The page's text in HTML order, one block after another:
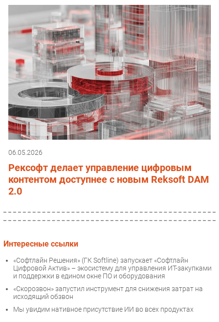
06.05.2026
Рексофт делает управление цифровым
контентом доступнее с новым Reksoft DAM
2.0
Интересные ссылки
«Софтлайн Решения» (ГК Softline) запускает «Софтлайн
Цифровой Актив» – экосистему для управления ИТ-закупками
и поддержки в едином окне ПО и оборудования
«Скорозвон» запустил инструмент для снижения затрат на
исходящий обзвон
Мы увидим нативное присутствие ИИ во всех продуктах